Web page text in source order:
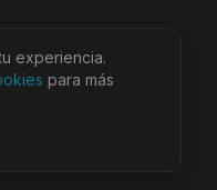
TiendaMás
Términos
experiencia.
para más